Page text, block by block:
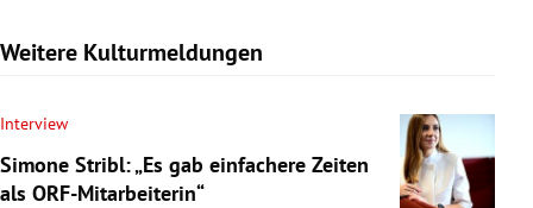
Weitere Kulturmeldungen
Interview
Simone Stribl: „Es gab einfachere Zeiten
als ORF-Mitarbeiterin“